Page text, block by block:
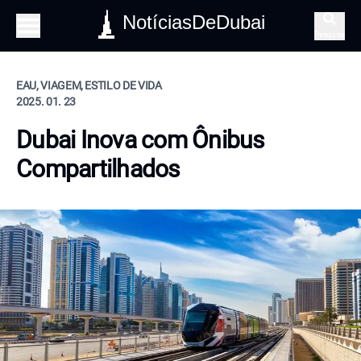
NotíciasDeDubai
EAU, VIAGEM, ESTILO DE VIDA
2025. 01. 23
Dubai Inova com Ônibus
Compartilhados